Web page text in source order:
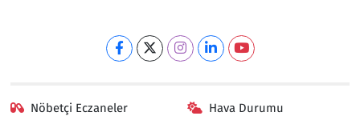
Nöbetçi Eczaneler Hava Durumu